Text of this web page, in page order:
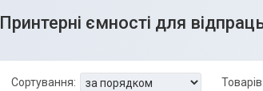
Принтерні ємності для